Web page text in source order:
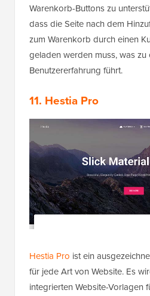
Warenkorb-Buttons zu
dass die Seite nach dem
zum Warenkorb durch einen
geladen werden muss, was zu
Benutzererfahrung führt.
11. Hestia Pro
Hestia Pro ist ein
für jede Art von Website. Es
integrierten Website-Vorlagen